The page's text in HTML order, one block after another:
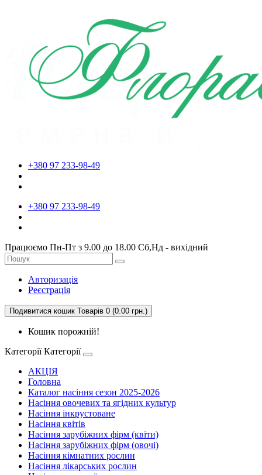
+380 97 233-98-49
+380 97 233-98-49
Працюємо Пн-Пт з 9.00 до 18.00 Сб,Нд - вихідний
Авторизація
Реєстрація
Подивитися кошик Товарів 0 (0.00 грн.)
Кошик порожній!
Категорії Категорії
АКЦІЯ
Головна
Каталог насіння сезон 2025-2026
Насіння овочевих та ягідних культур
Насіння інкрустоване
Насіння квітів
Насіння зарубіжних фірм (квіти)
Насіння зарубіжних фірм (овочі)
Насіння кімнатних рослин
Насіння лікарських рослин